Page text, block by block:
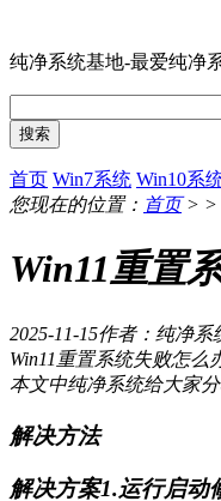
纯净系统基地-最爱纯净
搜索
首页 Win7系统 Win10系
您现在的位置： 首页> >
Win11重置
2025-11-15作者：纯净系
Win11重置系统失败怎
本文中纯净系统给大家
解决方法
解决方案1.运行启动